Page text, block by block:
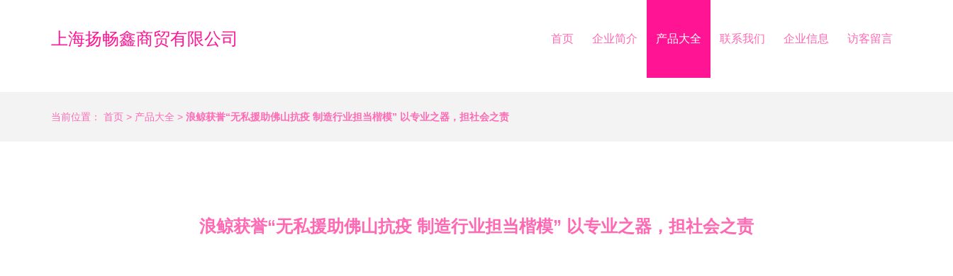
上海扬畅鑫商贸有限公司 首页 企业简介 产品大全 联系我们 企业信息 访客留言
当前位置： 首页 > 产品大全 > 浪鲸获誉“无私援助佛山抗疫 制造行业担当楷模” 以专业之器，担社会之责
浪鲸获誉“无私援助佛山抗疫 制造行业担当楷模” 以专业之器，担社会之责